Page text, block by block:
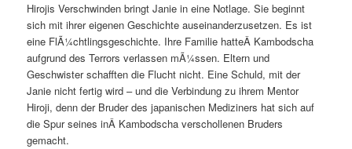
Hirojis Verschwinden bringt Janie in eine Notlage. Sie beginnt
sich mit ihrer eigenen Geschichte auseinanderzusetzen. Es ist
eine FlÃ¼chtlingsgeschichte. Ihre Familie hatteÂ Kambodscha
aufgrund des Terrors verlassen mÃ¼ssen. Eltern und
Geschwister schafften die Flucht nicht. Eine Schuld, mit der
Janie nicht fertig wird – und die Verbindung zu ihrem Mentor
Hiroji, denn der Bruder des japanischen Mediziners hat sich auf
die Spur seines inÂ Kambodscha verschollenen Bruders
gemacht.